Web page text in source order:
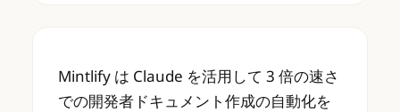
Mintlify は Claude を活用して 3 倍の速さで
Mintlify は Claude を活用して 3 倍の速さ
での開発者ドキュメント作成の自動化を